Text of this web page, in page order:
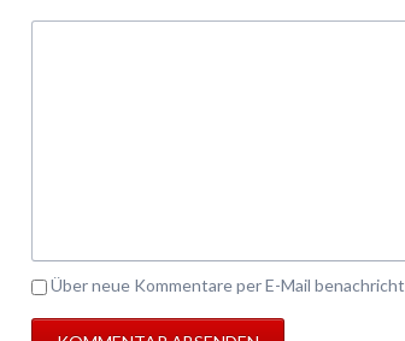
Kommentar
Über neue Kommentare per E-Mail